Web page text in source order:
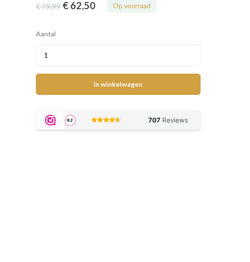
€ 79,99 € 62,50 Op voorraad
Aantal
In winkelwagen